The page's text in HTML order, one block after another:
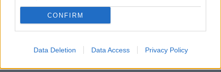
CONFIRM
Data Deletion Data Access Privacy Policy